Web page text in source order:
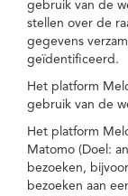
gebruik van de
stellen over de
gegevens
geïdentificeerd.
Het platform
gebruik van de
Het platform
Matomo (Doel:
bezoeken,
bezoeken aan